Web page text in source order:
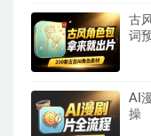
古
词
AI
操